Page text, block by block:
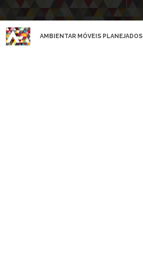
AMBIENTAR MÓVEIS PLANEJADOS